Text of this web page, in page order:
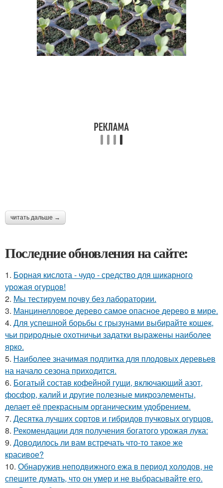
читать дальше →
Последние обновления на сайте:
1. Борная кислота - чудо - средство для шикарного
урожая огурцов!
2. Мы тестируем почву без лаборатории.
3. Манцинелловое дерево самое опасное дерево в мире.
4. Для успешной борьбы с грызунами выбирайте кошек,
чьи природные охотничьи задатки выражены наиболее
ярко.
5. Наиболее значимая подпитка для плодовых деревьев
на начало сезона приходится.
6. Богатый состав кофейной гущи, включающий азот,
фосфор, калий и другие полезные микроэлементы,
делает её прекрасным органическим удобрением.
7. Десятка лучших сортов и гибридов пучковых огурцов.
8. Рекомендации для получения богатого урожая лука:
9. Доводилось ли вам встречать что-то такое же
красивое?
10. Обнаружив неподвижного ежа в период холодов, не
спешите думать, что он умер и не выбрасывайте его.